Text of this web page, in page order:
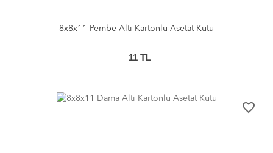
8x8x11 Pembe Altı Kartonlu Asetat Kutu
11TL
favorite_border